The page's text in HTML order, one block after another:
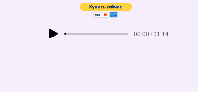
00:00 / 01:14